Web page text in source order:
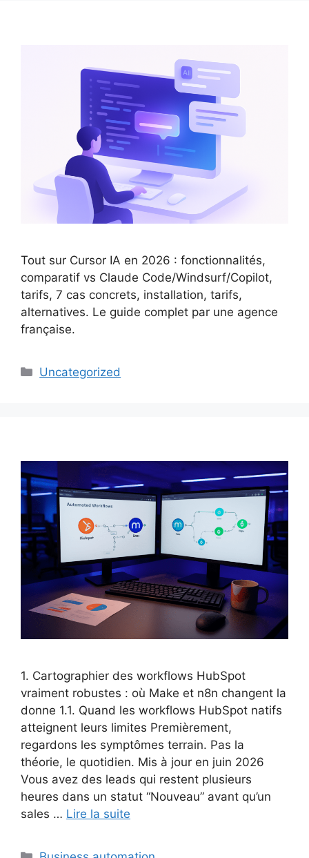
Tout sur Cursor IA en 2026 : fonctionnalités,
comparatif vs Claude Code/Windsurf/Copilot,
tarifs, 7 cas concrets, installation, tarifs,
alternatives. Le guide complet par une agence
française.
Catégories
Uncategorized
1. Cartographier des workflows HubSpot
vraiment robustes : où Make et n8n changent la
donne 1.1. Quand les workflows HubSpot natifs
atteignent leurs limites Premièrement,
regardons les symptômes terrain. Pas la
théorie, le quotidien. Mis à jour en juin 2026
Vous avez des leads qui restent plusieurs
heures dans un statut “Nouveau” avant qu’un
sales … Lire la suite
Catégories